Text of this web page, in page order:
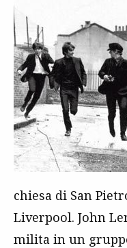
chiesa di San
Liverpool. John
milita in un